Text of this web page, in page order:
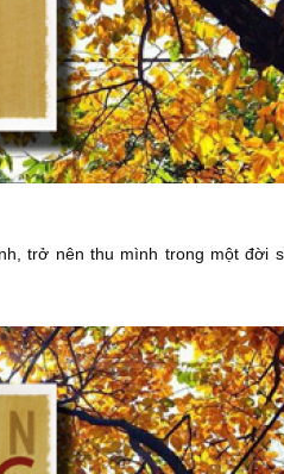
trở nên thu mình trong một đời